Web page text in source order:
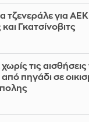
τζενεράλε για
Γκατσίνοβιτς
τις αισθήσεις
πηγάδι σε